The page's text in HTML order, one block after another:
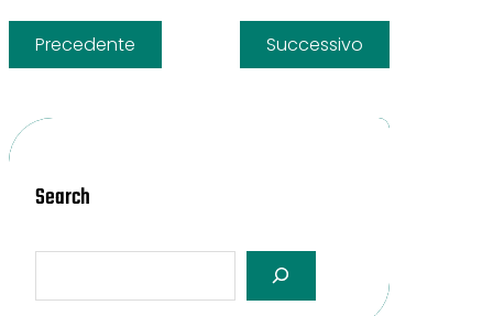
Precedente Successivo
Search